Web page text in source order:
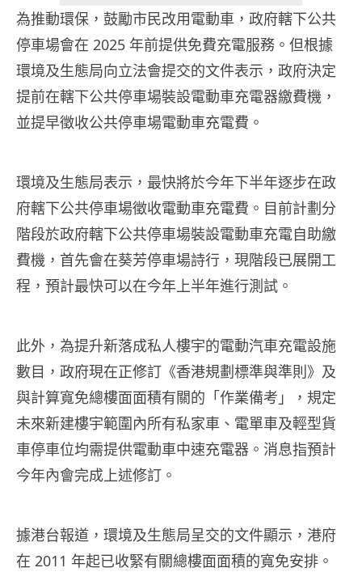
為推動環保，鼓勵市民改用電動車，政府轄下公共
停車場會在 2025 年前提供免費充電服務。但根據
環境及生態局向立法會提交的文件表示，政府決定
提前在轄下公共停車場裝設電動車充電器繳費機，
並提早徵收公共停車場電動車充電費。
環境及生態局表示，最快將於今年下半年逐步在政
府轄下公共停車場徵收電動車充電費。目前計劃分
階段於政府轄下公共停車場裝設電動車充電自助繳
費機，首先會在葵芳停車場詩行，現階段已展開工
程，預計最快可以在今年上半年進行測試。
此外，為提升新落成私人樓宇的電動汽車充電設施
數目，政府現在正修訂《香港規劃標準與準則》及
與計算寬免總樓面面積有關的「作業備考」，規定
未來新建樓宇範圍內所有私家車、電單車及輕型貨
車停車位均需提供電動車中速充電器。消息指預計
今年內會完成上述修訂。
據港台報道，環境及生態局呈交的文件顯示，港府
在 2011 年起已收緊有關總樓面面積的寬免安排。